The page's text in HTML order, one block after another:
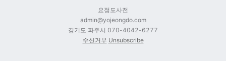
요정 도사전
admin@yojeongdo.com
경기도 파주시 070-4042-6277
수신거부 Unsubscribe